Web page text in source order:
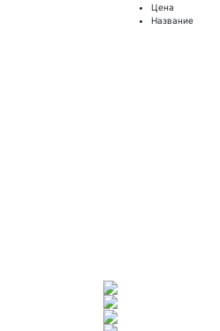
Цена
Название